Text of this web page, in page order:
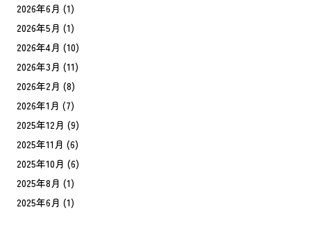
2026年6月 (1)
2026年5月 (1)
2026年4月 (10)
2026年3月 (11)
2026年2月 (8)
2026年1月 (7)
2025年12月 (9)
2025年11月 (6)
2025年10月 (6)
2025年8月 (1)
2025年6月 (1)